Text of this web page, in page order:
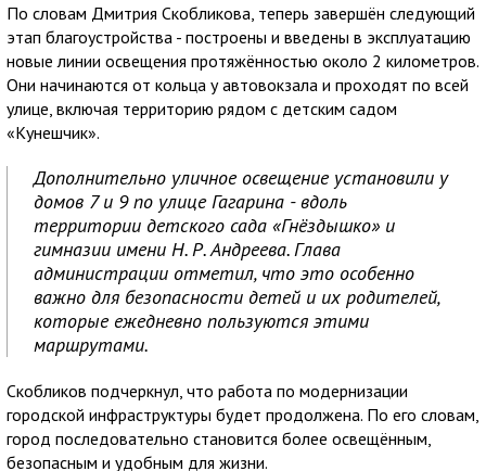
По словам Дмитрия Скобликова, теперь завершён следующий
этап благоустройства - построены и введены в эксплуатацию
новые линии освещения протяжённостью около 2 километров.
Они начинаются от кольца у автовокзала и проходят по всей
улице, включая территорию рядом с детским садом
«Кунешчик».
Дополнительно уличное освещение установили у
домов 7 и 9 по улице Гагарина - вдоль
территории детского сада «Гнёздышко» и
гимназии имени Н. Р. Андреева. Глава
администрации отметил, что это особенно
важно для безопасности детей и их родителей,
которые ежедневно пользуются этими
маршрутами.
Скобликов подчеркнул, что работа по модернизации
городской инфраструктуры будет продолжена. По его словам,
город последовательно становится более освещённым,
безопасным и удобным для жизни.